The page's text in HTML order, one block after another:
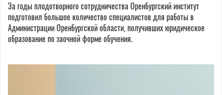
За годы плодотворного сотрудничества Оренбургский институт
подготовил большое количество специалистов для работы в
Администрации Оренбургской области, получивших юридическое
образование по заочной форме обучения.